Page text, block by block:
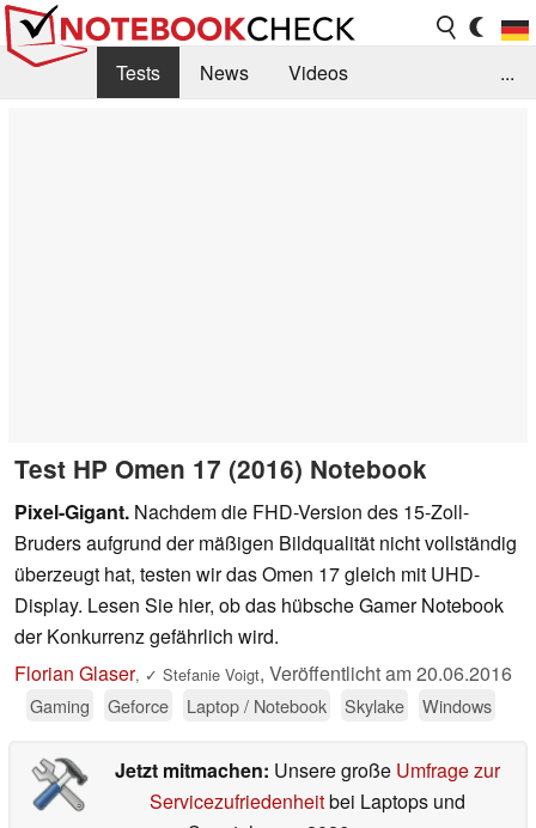
Tests News
Videos
...
Test HP Omen 17 (2016) Notebook
Pixel-Gigant. Nachdem die FHD-Version des 15-Zoll-
Bruders aufgrund der mäßigen Bildqualität nicht vollständig
überzeugt hat, testen wir das Omen 17 gleich mit UHD-
Display. Lesen Sie hier, ob das hübsche Gamer Notebook
der Konkurrenz gefährlich wird.
Florian Glaser, ✓ Stefanie Voigt, Veröffentlicht am20.06.2016
Gaming Geforce Laptop / Notebook Skylake Windows
Jetzt mitmachen: Unsere große Umfrage zur
Servicezufriedenheitbei Laptops und